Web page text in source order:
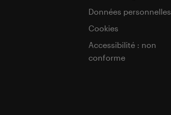
Données personnelles
Cookies
Accessibilité : non
conforme